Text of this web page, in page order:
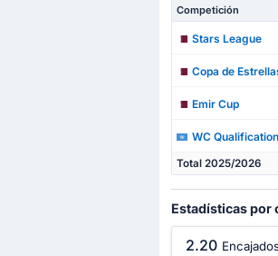
Competición
Stars League
Copa de
Emir Cup
WC
Total 2025/2026
Estadísticas por
2.20